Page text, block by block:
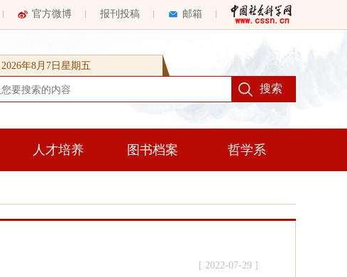
官方微博 报刊投稿 邮箱
2026年8月7日星期五
人才培养 图书档案 哲学系
[ 2022-07-29 ]